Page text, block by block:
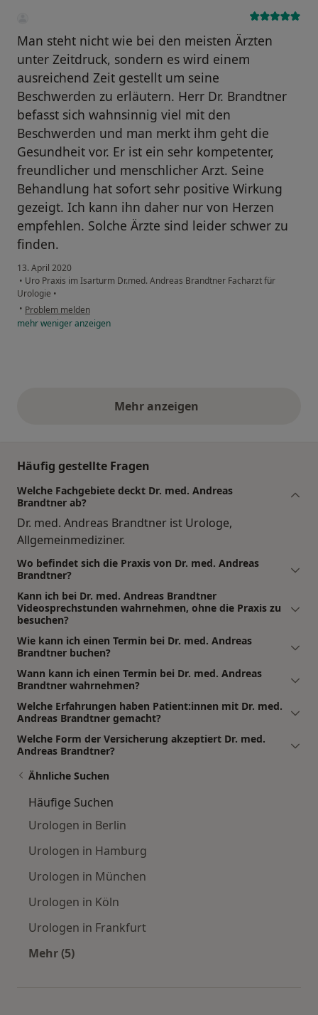
Man steht nicht wie bei den meisten Ärzten
unter Zeitdruck, sondern es wird einem
ausreichend Zeit gestellt um seine
Beschwerden zu erläutern. Herr Dr. Brandtner
befasst sich wahnsinnig viel mit den
Beschwerden und man merkt ihm geht die
Gesundheit vor. Er ist ein sehr kompetenter,
freundlicher und menschlicher Arzt. Seine
Behandlung hat sofort sehr positive Wirkung
gezeigt. Ich kann ihn daher nur von Herzen
empfehlen. Solche Ärzte sind leider schwer zu
finden.
13. April 2020
• Uro Praxis im Isarturm Dr.med. Andreas Brandtner Facharzt für
Urologie •
• Problem melden
mehrwenigeranzeigen
Mehr anzeigenobige Stellungnahmen
Häufig gestellte Fragen
Welche Fachgebiete deckt Dr. med. Andreas
Brandtner ab?
Dr. med. Andreas Brandtner ist Urologe,
Allgemeinmediziner.
Wo befindet sich die Praxis von Dr. med. Andreas
Brandtner?
Kann ich bei Dr. med. Andreas Brandtner
Videosprechstunden wahrnehmen, ohne die Praxis zu
besuchen?
Wie kann ich einen Termin bei Dr. med. Andreas
Brandtner buchen?
Wann kann ich einen Termin bei Dr. med. Andreas
Brandtner wahrnehmen?
Welche Erfahrungen haben Patient:innen mit Dr. med.
Andreas Brandtner gemacht?
Welche Form der Versicherung akzeptiert Dr. med.
Andreas Brandtner?
Ähnliche Suchen
Häufige Suchen
Urologen in Berlin
Urologen in Hamburg
Urologen in München
Urologen in Köln
Urologen in Frankfurt
Mehr (5)